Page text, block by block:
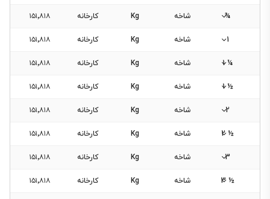
¾ شاخه Kg کارخانه ۱۵۱٬۸۱۸
1 شاخه Kg کارخانه ۱۵۱٬۸۱۸
¼ 1 شاخه Kg کارخانه ۱۵۱٬۸۱۸
½ 1 شاخه Kg کارخانه ۱۵۱٬۸۱۸
2 شاخه Kg کارخانه ۱۵۱٬۸۱۸
½ 2 شاخه Kg کارخانه ۱۵۱٬۸۱۸
3 شاخه Kg کارخانه ۱۵۱٬۸۱۸
½ 3 شاخه Kg کارخانه ۱۵۱٬۸۱۸